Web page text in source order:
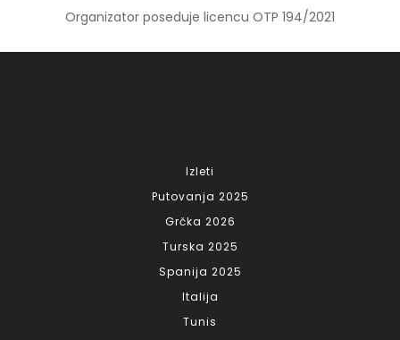
Organizator poseduje licencu OTP 194/2021
Izleti
Putovanja 2025
Grčka 2026
Turska 2025
Spanija 2025
Italija
Tunis